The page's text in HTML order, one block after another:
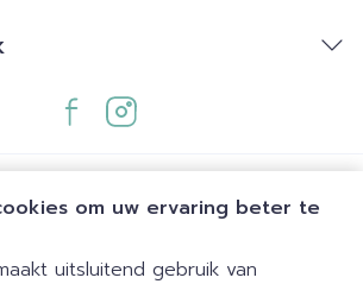
om uw ervaring beter te
uitsluitend gebruik van